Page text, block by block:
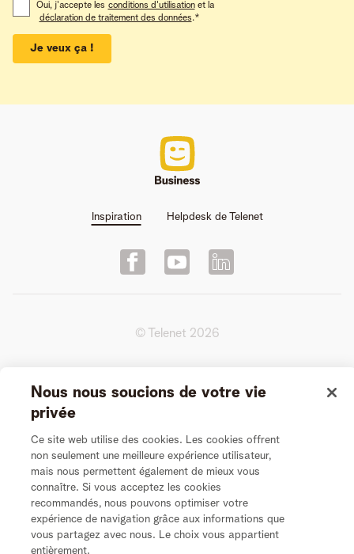
Oui, j'accepte les conditions d'utilisation et la
déclaration de traitement des données.*
Je veux ça !
Inspiration Helpdesk de Telenet
© Telenet 2026
Conditions générales de l’Entretien Vidéo
Vie Privée
Politique de cookies
Modifier les préférences de cookies
Nous nous soucions de votre vie
privée
Ce site web utilise des cookies. Les cookies offrent
non seulement une meilleure expérience utilisateur,
mais nous permettent également de mieux vous
connaître. Si vous acceptez les cookies
recommandés, nous pouvons optimiser votre
expérience de navigation grâce aux informations que
vous partagez avec nous. Le choix vous appartient
entièrement.